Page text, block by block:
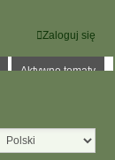
Zaloguj się
Aktywne tematy